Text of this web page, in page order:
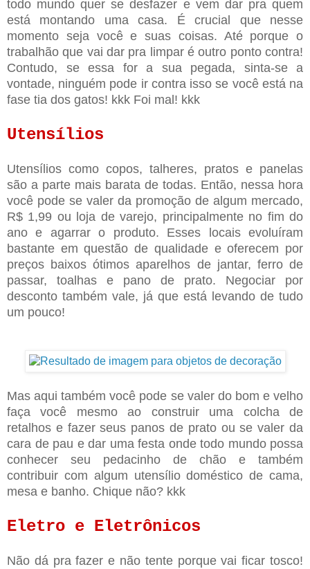
todo mundo quer se desfazer e vem dar pra quem
está montando uma casa. É crucial que nesse
momento seja você e suas coisas. Até porque o
trabalhão que vai dar pra limpar é outro ponto contra!
Contudo, se essa for a sua pegada, sinta-se a
vontade, ninguém pode ir contra isso se você está na
fase tia dos gatos! kkk Foi mal! kkk
Utensílios
Utensílios como copos, talheres, pratos e panelas
são a parte mais barata de todas. Então, nessa hora
você pode se valer da promoção de algum mercado,
R$ 1,99 ou loja de varejo, principalmente no fim do
ano e agarrar o produto. Esses locais evoluíram
bastante em questão de qualidade e oferecem por
preços baixos ótimos aparelhos de jantar, ferro de
passar, toalhas e pano de prato. Negociar por
desconto também vale, já que está levando de tudo
um pouco!
Mas aqui também você pode se valer do bom e velho
faça você mesmo ao construir uma colcha de
retalhos e fazer seus panos de prato ou se valer da
cara de pau e dar uma festa onde todo mundo possa
conhecer seu pedacinho de chão e também
contribuir com algum utensílio doméstico de cama,
mesa e banho. Chique não? kkk
Eletro e Eletrônicos
Não dá pra fazer e não tente porque vai ficar tosco!